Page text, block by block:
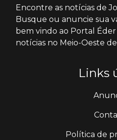
Encontre as notícias de
Busque ou anuncie sua
bem vindo ao Portal
notícias no Meio-Oeste
Links
Política de